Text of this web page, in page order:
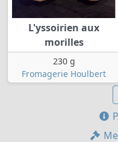
L'yssoirien aux
morilles
230 g
Fromagerie Houlbert